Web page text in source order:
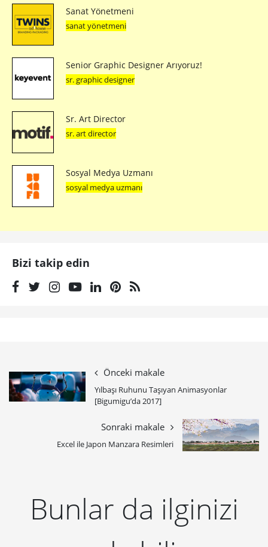
Sanat Yönetmeni
sanat yönetmeni
Senior Graphic Designer Arıyoruz!
sr. graphic designer
Sr. Art Director
sr. art director
Sosyal Medya Uzmanı
sosyal medya uzmanı
Bizi takip edin
Önceki makale
Yılbaşı Ruhunu Taşıyan Animasyonlar
[Bigumigu’da 2017]
Sonraki makale
Excel ile Japon Manzara Resimleri
Bunlar da ilginizi